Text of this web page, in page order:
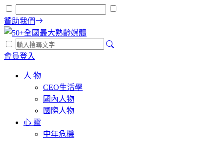
贊助我們
會員登入
人 物
CEO生活學
國內人物
國際人物
心 靈
中年危機